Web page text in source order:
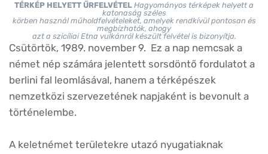
TÉRKÉP HELYETT ŰRFELVÉTEL Hagyományos térképek helyett a
katonaság széles
körben használ műholdfelvételeket, amelyek rendkívül pontosan és
megbízhatók, ahogy
azt a szicíliai Etna vulkánról készült felvétel is bizonyítja.
Csütörtök, 1989. november 9. Ez a nap nemcsak a
német nép számára jelentett sorsdöntő fordulatot a
berlini fal leomlásával, hanem a térképészek
nemzetközi szervezetének napjaként is bevonult a
történelembe.
A keletnémet területekre utazó nyugatiaknak